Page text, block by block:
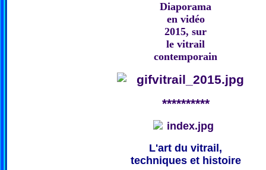
Diaporama
en vidéo
2015, sur
le vitrail
contemporain
**********
L'art du vitrail,
techniques et histoire